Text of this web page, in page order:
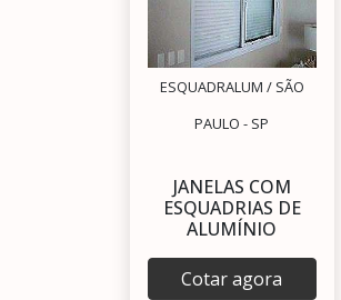
ESQUADRALUM / SÃO
PAULO - SP
JANELAS COM
ESQUADRIAS DE
ALUMÍNIO
Cotar agora